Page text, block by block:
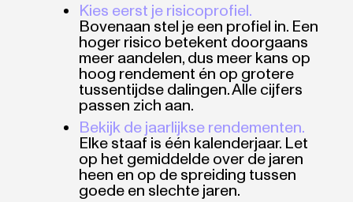
Kies eerst je risicoprofiel.
Bovenaan stel je een profiel in. Een
hoger risico betekent doorgaans
meer aandelen, dus meer kans op
hoog rendement én op grotere
tussentijdse dalingen. Alle cijfers
passen zich aan.
Bekijk de jaarlijkse rendementen.
Elke staaf is één kalenderjaar. Let
op het gemiddelde over de jaren
heen en op de spreiding tussen
goede en slechte jaren.